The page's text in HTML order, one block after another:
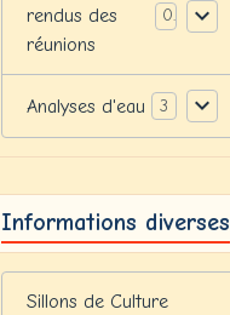
rendus des
réunions
0
Analyses d'eau 3
Informations diverses
Sillons de Culture